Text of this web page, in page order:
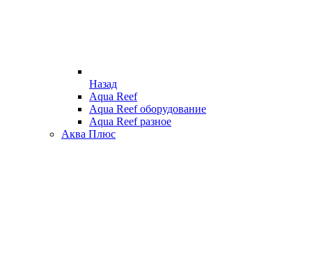
Назад
Aqua Reef
Aqua Reef оборудование
Aqua Reef разное
Аква Плюс